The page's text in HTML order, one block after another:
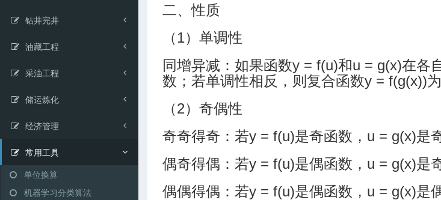
钻井完井
油藏工程
采油工程
储运炼化
经济管理
常用工具
单位换算
机器学习分类算法
二、性质
（1）单调性
同增异减：如果函数y = f(u)和u = g(x)在各
数；若单调性相反，则复合函数y = f(g(x))为
（2）奇偶性
奇奇得奇：若y = f(u)是奇函数，u = g(x)是
偶奇得偶：若y = f(u)是偶函数，u = g(x)是
偶偶得偶：若y = f(u)是偶函数，u = g(x)是